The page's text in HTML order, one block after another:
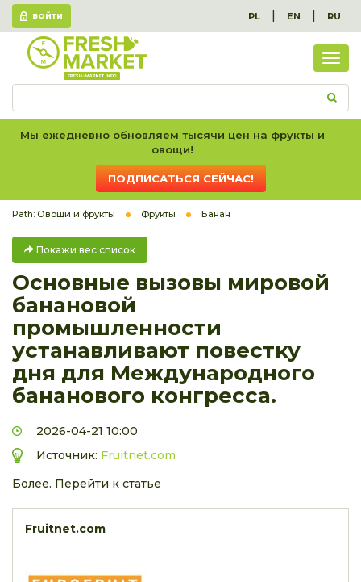
ВОЙТИ PL | EN | RU
вес
Мы ежедневно обновляем тысячи цен на фрукты и
овощи!
ПОДПИСАТЬСЯ СЕЙЧАС!
Path: Овощи и фрукты Фрукты Банан
Покажи вес список
Основные вызовы мировой
банановой
промышленности
устанавливают повестку
дня для Международного
бананового конгресса.
2026-04-21 10:00
Источник: Fruitnet.com
Более. Перейти к статье
Fruitnet.com